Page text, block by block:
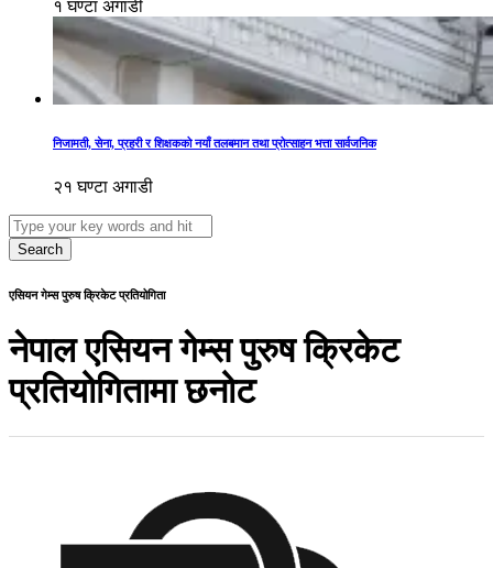
१ घण्टा अगाडी
निजामती, सेना, प्रहरी र शिक्षकको नयाँ तलबमान तथा प्रोत्साहन भत्ता सार्वजनिक
२१ घण्टा अगाडी
Search
एसियन गेम्स पुरुष क्रिकेट प्रतियोगिता
नेपाल एसियन गेम्स पुरुष क्रिकेट
प्रतियोगितामा छनोट